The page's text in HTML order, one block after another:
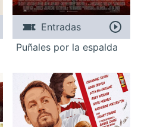
Entradas
Puñales por la espalda